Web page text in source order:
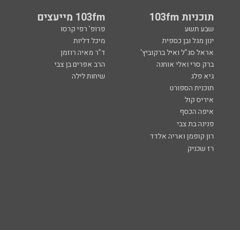
תוכניות 103fm 103fm מייעצים
שבע תשע פרופ' רפי קרסו
ינון מגל ובן כספית
מיכל דליות
אראל סג"ל ואיל ברקוביץ'
ד"ר מאיה רוזמן
ברק סרי ואלי אוחנה
הרב אפרים בן צבי
גיא פלג
שיחות לילה
תוכנית הספורט
איריס קול
איפה הכסף
פנינה בת צבי
רון קופמן ואריה אלדד
רז שכניק